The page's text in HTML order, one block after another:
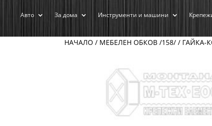
Авто За дома Инструменти и машини
НАЧАЛО / МЕБЕЛЕН ОБКОВ /158/ / ГАЙКА-